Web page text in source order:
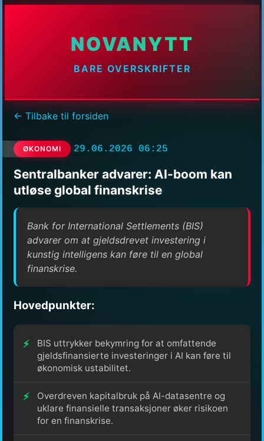
NOVANYTT
BARE OVERSKRIFTER
← Tilbake til forsiden
ØKONOMI 29.06.2026 06:25
Sentralbanker advarer: AI-boom kan
utløse global finanskrise
Bank for International Settlements (BIS)
advarer om at gjeldsdrevet investering i
kunstig intelligens kan føre til en global
finanskrise.
Hovedpunkter:
BIS uttrykker bekymring for at omfattende
gjeldsfinansierte investeringer i AI kan føre til
økonomisk ustabilitet.
Overdreven kapitalbruk på AI-datasentre og
uklare finansielle transaksjoner øker risikoen
for en finanskrise.